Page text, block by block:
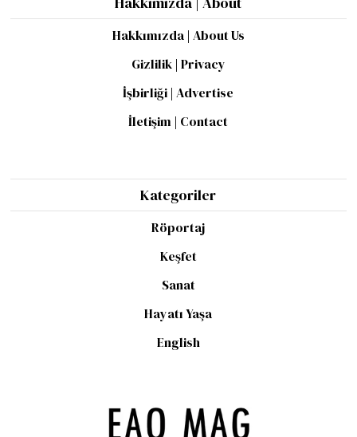
Hakkımızda | About Us
Gizlilik | Privacy
İşbirliği | Advertise
İletişim | Contact
Kategoriler
Röportaj
Keşfet
Sanat
Hayatı Yaşa
English